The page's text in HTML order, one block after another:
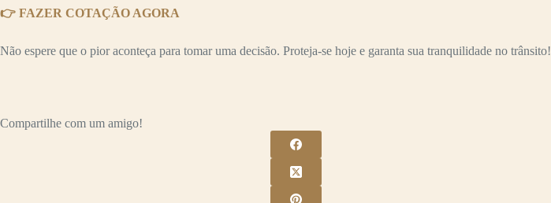
👉 FAZER COTAÇÃO AGORA
Não espere que o pior aconteça para tomar uma decisão. Proteja-se hoje e garanta sua tranquilidade no trânsito!
Compartilhe com um amigo!